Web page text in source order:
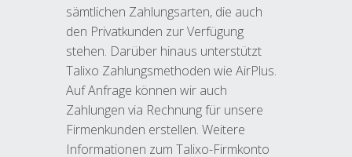
sämtlichen Zahlungsarten, die auch
den Privatkunden zur Verfügung
stehen. Darüber hinaus unterstützt
Talixo Zahlungsmethoden wie AirPlus.
Auf Anfrage können wir auch
Zahlungen via Rechnung für unsere
Firmenkunden erstellen. Weitere
Informationen zum Talixo-Firmkonto